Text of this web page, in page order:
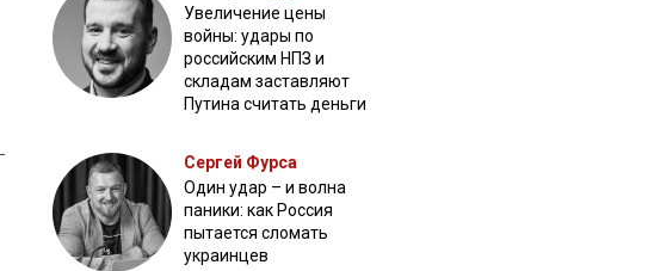
Увеличение цены
войны: удары по
российским НПЗ и
складам заставляют
Путина считать деньги
Сергей Фурса
Один удар – и волна
паники: как Россия
пытается сломать
украинцев